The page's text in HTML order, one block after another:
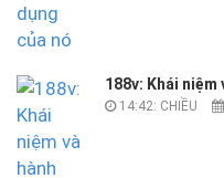
188v: Khái
14:42: CHIỀU